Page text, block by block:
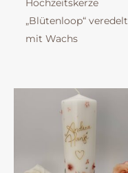
Hochzeitskerze
„Blütenloop“ veredelt
mit Wachs